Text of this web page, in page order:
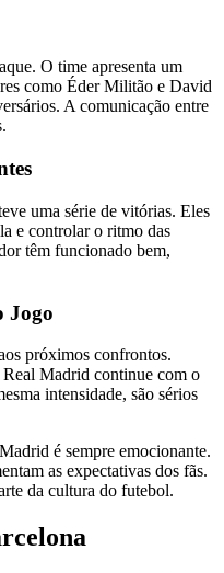
O time apresenta um
como Éder Militão e David
A comunicação entre
uma série de vitórias. Eles
e controlar o ritmo das
têm funcionado bem,
Jogo
próximos confrontos.
Real Madrid continue com o
intensidade, são sérios
é sempre emocionante.
as expectativas dos fãs.
da cultura do futebol.